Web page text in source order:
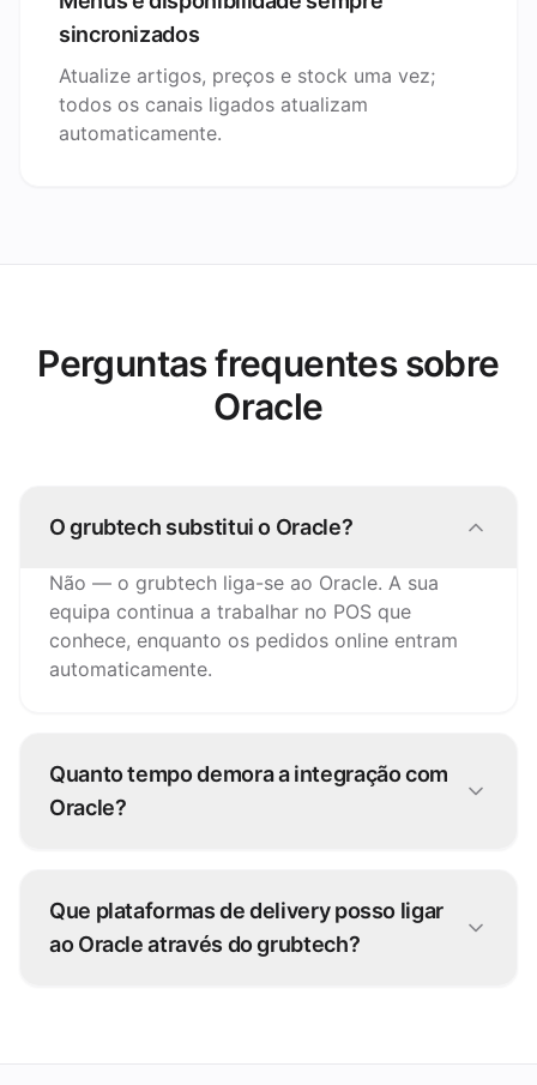
sincronizados
Atualize artigos, preços e stock uma vez;
todos os canais ligados atualizam
automaticamente.
Perguntas frequentes sobre
Oracle
O grubtech substitui o Oracle?
Não — o grubtech liga-se ao Oracle. A sua
equipa continua a trabalhar no POS que
conhece, enquanto os pedidos online entram
automaticamente.
Quanto tempo demora a integração com
Oracle?
consigo — sem desenvolvimento do seu lado.
Que plataformas de delivery posso ligar
ao Oracle através do grubtech?